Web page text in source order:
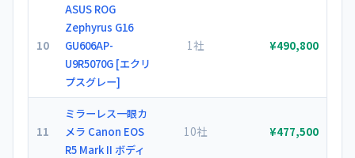
10
ASUS ROG
Zephyrus G16
GU606AP-
U9R5070G [エクリ
プスグレー]
1社 ¥490,800
11
ミラーレス一眼カ
メラ Canon EOS
R5 Mark II ボディ
10社 ¥477,500